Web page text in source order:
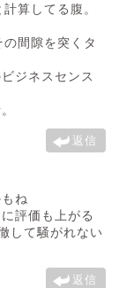
算してる腹。
間隙を突くタ
ジネスセンス
返信
ね
評価も上がる
して騒がれない
返信